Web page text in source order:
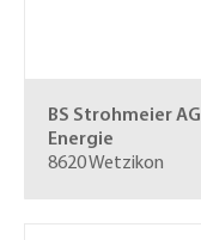
BS Strohmeier AG
Energie
8620 Wetzikon